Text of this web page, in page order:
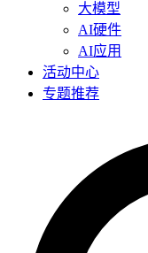
大模型
AI硬件
AI应用
活动中心
专题推荐